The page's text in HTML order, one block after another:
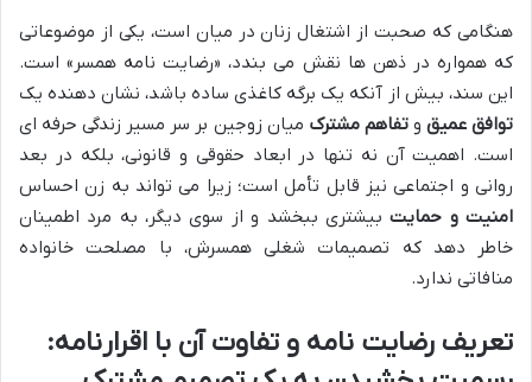
هنگامی که صحبت از اشتغال زنان در میان است، یکی از موضوعاتی
که همواره در ذهن ها نقش می بندد، «رضایت نامه همسر» است.
این سند، بیش از آنکه یک برگه کاغذی ساده باشد، نشان دهنده یک
توافق عمیق وتفاهم مشترک میان زوجین بر سر مسیر زندگی حرفه ای
است. اهمیت آن نه تنها در ابعاد حقوقی و قانونی، بلکه در بعد
روانی و اجتماعی نیز قابل تأمل است؛ زیرا می تواند به زن احساس
امنیت و حمایتبیشتری ببخشد و از سوی دیگر، به مرد اطمینان
خاطر دهد که تصمیمات شغلی همسرش، با مصلحت خانواده
منافاتی ندارد.
تعریف رضایت نامه و تفاوت آن با اقرارنامه: